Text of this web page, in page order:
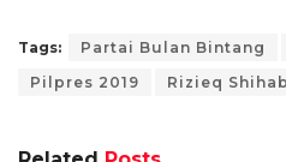
Tags: Partai Bulan Bintang
Pilpres 2019
Rizieq Shihab